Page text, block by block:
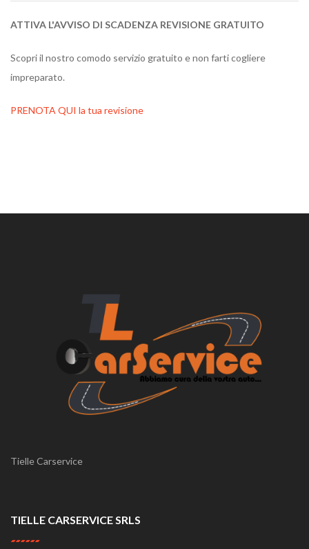
ATTIVA L'AVVISO DI SCADENZA REVISIONE GRATUITO
Scopri il nostro comodo servizio gratuito e non farti cogliere
impreparato.
PRENOTA QUI la tua revisione
Tielle Carservice
TIELLE CARSERVICE SRLS